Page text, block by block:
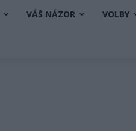
VÁŠ NÁZOR VOLBY